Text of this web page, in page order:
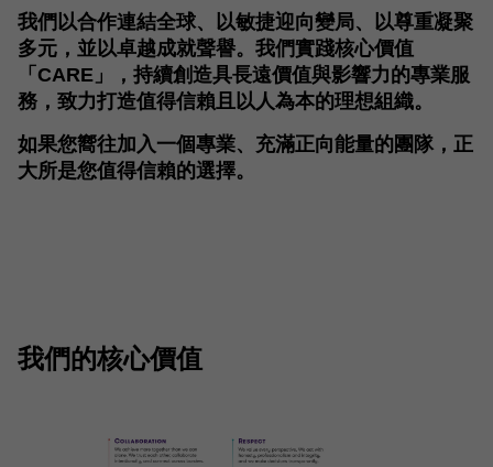
我們以合作連結全球、以敏捷迎向變局、以尊重凝聚
多元，並以卓越成就聲譽。我們實踐核心價值
「CARE」，持續創造具長遠價值與影響力的專業服
務，致力打造值得信賴且以人為本的理想組織。
如果您嚮往加入一個專業、充滿正向能量的團隊，正
大所是您值得信賴的選擇。
我們的核心價值